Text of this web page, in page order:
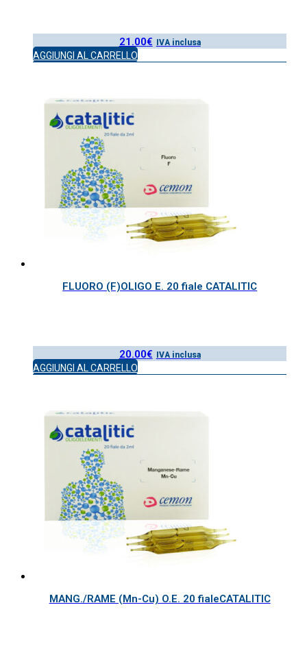
21.00€ IVA inclusa
AGGIUNGI AL CARRELLO
FLUORO (F)OLIGO E. 20 fiale CATALITIC
20.00€ IVA inclusa
AGGIUNGI AL CARRELLO
MANG./RAME (Mn-Cu) O.E. 20 fialeCATALITIC